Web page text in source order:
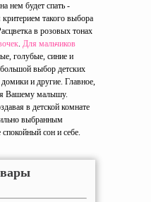
нем будет спать -
такого выбора
в розовых тонах
. Для мальчиков
голубые, синие и
выбор детских
и другие. Главное,
Вашему малышу.
в детской комнате
выбранным
сон и себе.